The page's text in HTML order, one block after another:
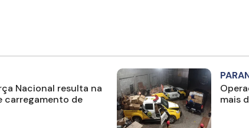
Nacional resulta na
carregamento de
mais